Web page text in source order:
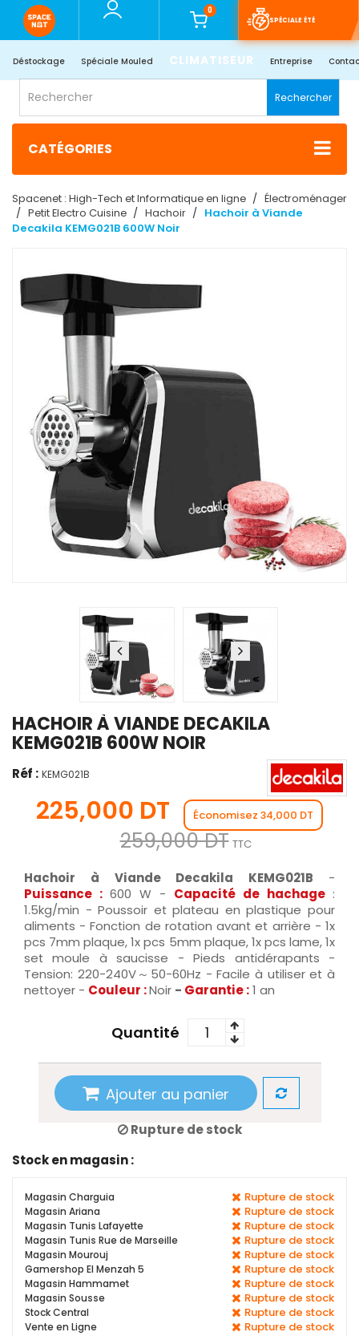
0
SPÉCIALE ÉTÉ
Déstockage Spéciale Mouled CLIMATISEUR Entreprise
Rechercher
CATÉGORIES
Spacenet : High-Tech et Informatique en ligne
Électroménager
Petit Electro Cuisine
Hachoir
Hachoir à Viande
Decakila KEMG021B 600W Noir
HACHOIR À VIANDE DECAKILA
KEMG021B 600W NOIR
Réf : KEMG021B
225,000 DT Économisez 34,000 DT
259,000 DT TTC
Hachoir à Viande Decakila KEMG021B -
Puissance : 600 W - Capacité de hachage :
1.5kg/min - Poussoir et plateau en plastique pour
aliments - Fonction de rotation avant et arrière - 1x
pcs 7mm plaque, 1x pcs 5mm plaque, 1x pcs lame, 1x
set moule à saucisse - Pieds antidérapants -
Tension: 220-240V～50-60Hz - Facile à utiliser et à
nettoyer - Couleur :Noir - Garantie :1 an
Quantité
Ajouter au panier
Rupture de stock
Stock en magasin :
Magasin Charguia Rupture de stock
Magasin Ariana Rupture de stock
Magasin Tunis Lafayette Rupture de stock
Magasin Tunis Rue de Marseille Rupture de stock
Magasin Mourouj Rupture de stock
Gamershop El Menzah 5 Rupture de stock
Magasin Hammamet Rupture de stock
Magasin Sousse Rupture de stock
Stock Central Rupture de stock
Vente en Ligne Rupture de stock